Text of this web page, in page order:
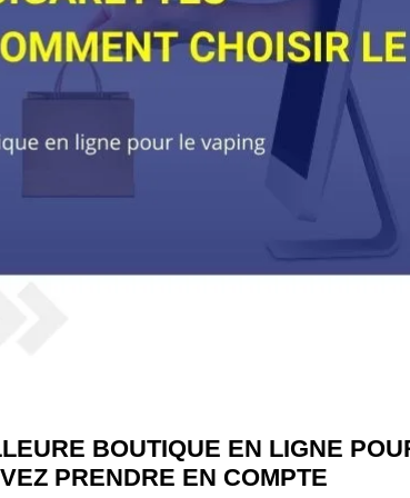
BOUTIQUE EN LIGNE
PRENDRE EN COMPTE